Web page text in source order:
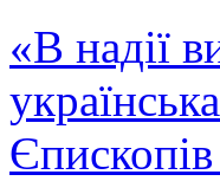
«В надії